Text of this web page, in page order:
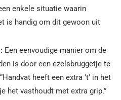
enkele situatie waarin
is handig om dit gewoon uit
Een eenvoudige manier om de
is door een ezelsbruggetje te
heeft een extra ’t’ in het
het vasthoudt met extra grip.”